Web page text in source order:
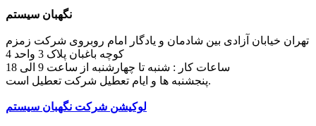
نگهبان سیستم
تهران خیابان آزادی بین شادمان و یادگار امام روبروی شرکت زمزم
کوچه باغبان پلاک 3 واحد 4
پنجشنبه ها و ایام تعطیل شرکت تعطیل است.
لوکیشن شرکت نگهبان سیستم